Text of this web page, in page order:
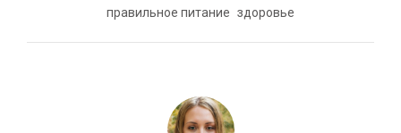
правильное питание здоровье